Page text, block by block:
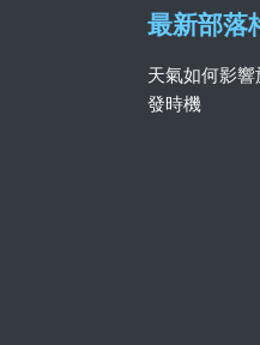
最新部落
天氣如何影
發時機